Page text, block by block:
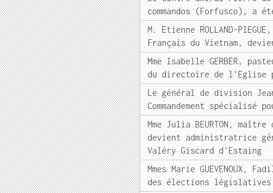
commandos (Forfusco), a
M. Etienne ROLLAND-
Français du Vietnam,
Mme Isabelle GERBER,
du directoire de l'Eglise
Le général de division
Commandement spécialisé
Mme Julia BEURTON,
devient administratrice
Valéry Giscard d'Estaing
Mmes Marie GUEVENOUX,
des élections législatives